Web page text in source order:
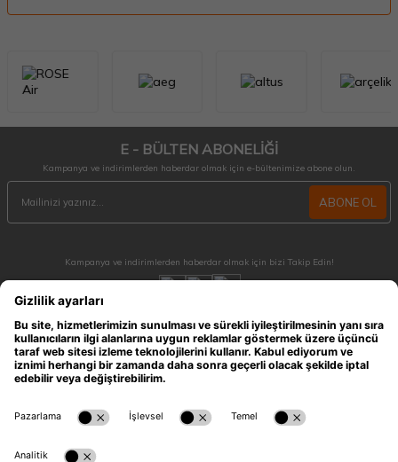
E - BÜLTEN ABONELİĞİ
Kampanya ve indirimlerden haberdar olmak için e-bültenimize abone olun.
ABONE OL
Kampanya ve indirimlerden haberdar olmak için bizi Takip Edin!
MÜŞTERİ HİZMETLERİ
Hafta içi 09:30 - 18:30 / Hafta sonu 10:00 - 17:00 arası merak ettiğiniz tüm sorular ve
siparişleriniz için ulaşabilirsiniz.
ÖNEMLİ BİLGİLER